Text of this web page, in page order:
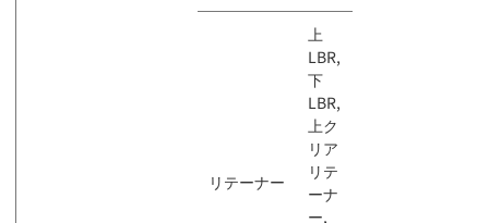
リテーナー
上
LBR,
下
LBR,
上ク
リア
リテ
ーナ
ー,